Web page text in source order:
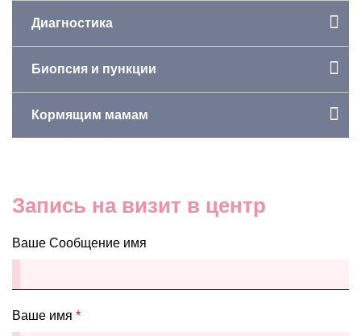
Диагностика
Биопсия и пункции
Кормящим мамам
Запись на визит в центр
Ваше Сообщение имя
Ваше имя *